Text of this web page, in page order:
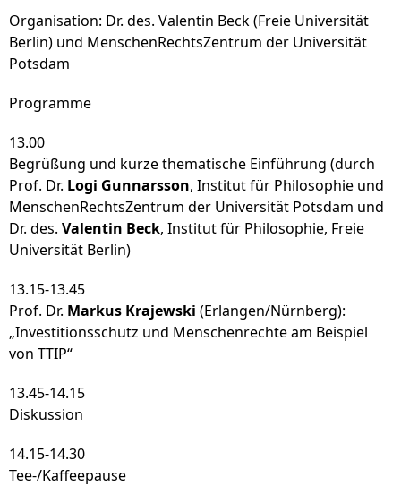
Organisation: Dr. des. Valentin Beck (Freie Universität
Berlin) und MenschenRechtsZentrum der Universität
Potsdam
Programme
13.00
Begrüßung und kurze thematische Einführung (durch
Prof. Dr. Logi Gunnarsson, Institut für Philosophie und
MenschenRechtsZentrum der Universität Potsdam und
Dr. des. Valentin Beck, Institut für Philosophie, Freie
Universität Berlin)
13.15-13.45
Prof. Dr. Markus Krajewski (Erlangen/Nürnberg):
„Investitionsschutz und Menschenrechte am Beispiel
von TTIP“
13.45-14.15
Diskussion
14.15-14.30
Tee-/Kaffeepause